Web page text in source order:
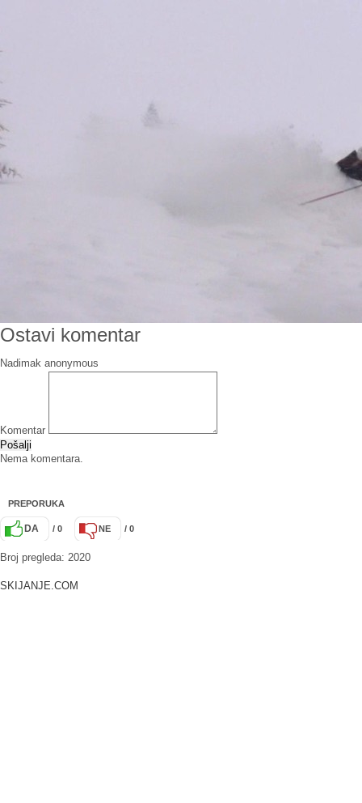
Ostavi komentar
Nadimak
Komentar
Pošalji
Nema komentara.
PREPORUKA
DA / 0 NE / 0
Broj pregleda: 2020
SKIJANJE.COM